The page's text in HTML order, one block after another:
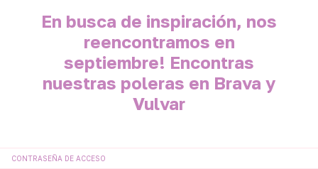
En busca de inspiración, nos
reencontramos en
septiembre! Encontras
nuestras poleras en Brava y
Vulvar
CONTRASEÑA DE ACCESO